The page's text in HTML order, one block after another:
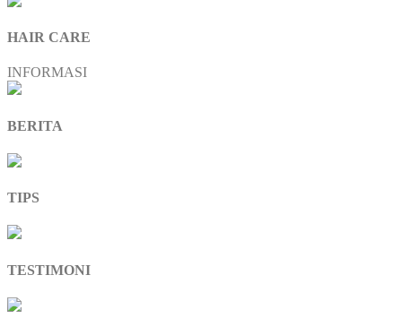
HAIR CARE
INFORMASI
BERITA
TIPS
TESTIMONI